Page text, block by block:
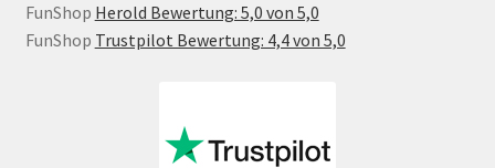
FunShop Herold Bewertung: 5,0 von 5,0
FunShop Trustpilot Bewertung: 4,4 von 5,0